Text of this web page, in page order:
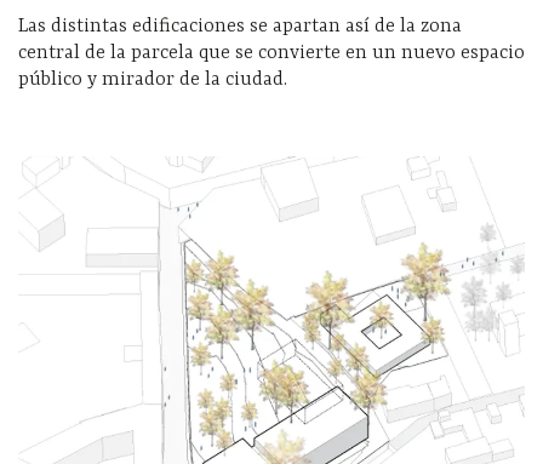
Las distintas edificaciones se apartan así de la zona
central de la parcela que se convierte en un nuevo espacio
público y mirador de la ciudad.